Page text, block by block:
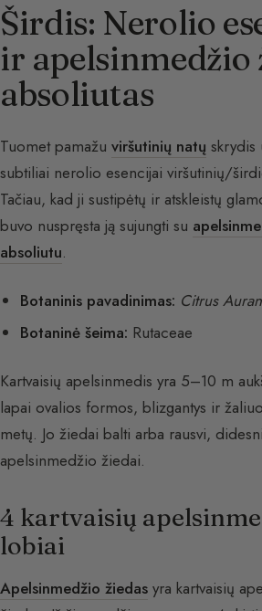
Širdis: Nerolio
ir apelsinmedžio
absoliutas
Tuomet pamažu viršutinių natų skrydis
subtiliai nerolio esencijai viršutinių/
Tačiau, kad ji sustipėtų ir atskleistų
buvo nuspręsta ją sujungti su
absoliutu.
Botaninis pavadinimas: Citrus
Botaninė šeima: Rutaceae
Kartvaisių apelsinmedis yra 5–10 m
lapai ovalios formos, blizgantys ir
metų. Jo žiedai balti arba rausvi,
apelsinmedžio žiedai.
4 kartvaisių
lobiai
Apelsinmedžio žiedas yra kartvaisių